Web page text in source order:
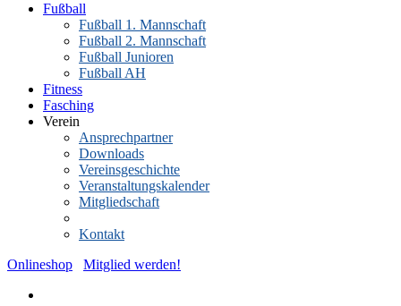
Fußball
Fußball 1. Mannschaft
Fußball 2. Mannschaft
Fußball Junioren
Fußball AH
Fitness
Fasching
Verein
Ansprechpartner
Downloads
Vereinsgeschichte
Veranstaltungskalender
Mitgliedschaft
Kontakt
Onlineshop
Mitglied werden!